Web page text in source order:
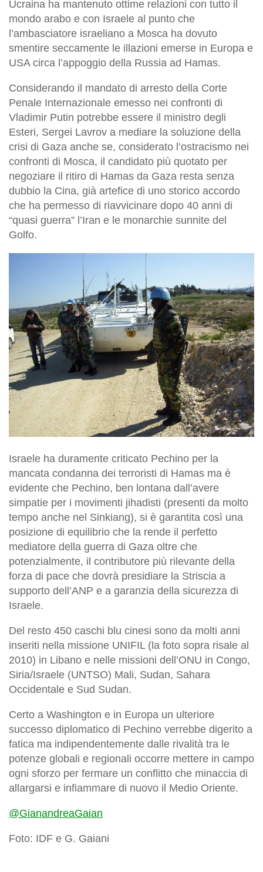
Ucraina ha mantenuto ottime relazioni con tutto il
mondo arabo e con Israele al punto che
l’ambasciatore israeliano a Mosca ha dovuto
smentire seccamente le illazioni emerse in Europa e
USA circa l’appoggio della Russia ad Hamas.
Considerando il mandato di arresto della Corte
Penale Internazionale emesso nei confronti di
Vladimir Putin potrebbe essere il ministro degli
Esteri, Sergei Lavrov a mediare la soluzione della
crisi di Gaza anche se, considerato l’ostracismo nei
confronti di Mosca, il candidato più quotato per
negoziare il ritiro di Hamas da Gaza resta senza
dubbio la Cina, già artefice di uno storico accordo
che ha permesso di riavvicinare dopo 40 anni di
“quasi guerra” l’Iran e le monarchie sunnite del
Golfo.
Israele ha duramente criticato Pechino per la
mancata condanna dei terroristi di Hamas ma è
evidente che Pechino, ben lontana dall’avere
simpatie per i movimenti jihadisti (presenti da molto
tempo anche nel Sinkiang), si è garantita così una
posizione di equilibrio che la rende il perfetto
mediatore della guerra di Gaza oltre che
potenzialmente, il contributore più rilevante della
forza di pace che dovrà presidiare la Striscia a
supporto dell’ANP e a garanzia della sicurezza di
Israele.
Del resto 450 caschi blu cinesi sono da molti anni
inseriti nella missione UNIFIL (la foto sopra risale al
2010) in Libano e nelle missioni dell’ONU in Congo,
Siria/Israele (UNTSO) Mali, Sudan, Sahara
Occidentale e Sud Sudan.
Certo a Washington e in Europa un ulteriore
successo diplomatico di Pechino verrebbe digerito a
fatica ma indipendentemente dalle rivalità tra le
potenze globali e regionali occorre mettere in campo
ogni sforzo per fermare un conflitto che minaccia di
allargarsi e infiammare di nuovo il Medio Oriente.
@GianandreaGaian
Foto: IDF e G. Gaiani